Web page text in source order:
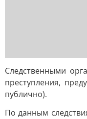
Следственными
преступления,
публично).
По данным